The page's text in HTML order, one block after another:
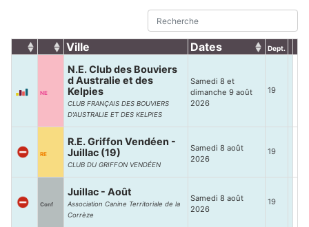
Ville Dates Dept.
NE
N.E. Club des Bouviers
d Australie et des
Kelpies
CLUB FRANÇAIS DES BOUVIERS
D'AUSTRALIE ET DES KELPIES
Samedi 8 et
dimanche 9 août
2026
19
RE
R.E. Griffon Vendéen -
Juillac (19)
CLUB DU GRIFFON VENDÉEN
Samedi 8 août
2026
19
Conf
Juillac - Août
Association Canine Territoriale de la
Corrèze
Samedi 8 août
2026
19